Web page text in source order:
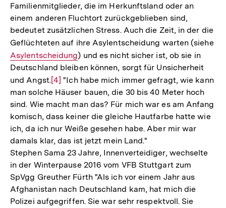
Familienmitglieder, die im Herkunftsland oder an
einem anderen Fluchtort zurückgeblieben sind,
bedeutet zusätzlichen Stress. Auch die Zeit, in der die
Geflüchteten auf ihre Asylentscheidung warten (siehe
Asylentscheidung) und es nicht sicher ist, ob sie in
Deutschland bleiben können, sorgt für Unsicherheit
und Angst.Zur
Auflösung
der
Fußnote
[4] "Ich habe mich immer gefragt, wie kann
man solche Häuser bauen, die 30 bis 40 Meter hoch
sind. Wie macht man das? Für mich war es am Anfang
komisch, dass keiner die gleiche Hautfarbe hatte wie
ich, da ich nur Weiße gesehen habe. Aber mir war
damals klar, das ist jetzt mein Land."
Stephen Sama23 Jahre, Innenverteidiger, wechselte
in der Winterpause 2016 vom VFB Stuttgart zum
SpVgg Greuther Fürth "Als ich vor einem Jahr aus
Afghanistan nach Deutschland kam, hat mich die
Polizei aufgegriffen. Sie war sehr respektvoll. Sie